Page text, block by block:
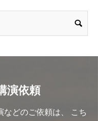
演依頼
どのご依頼は、 こち